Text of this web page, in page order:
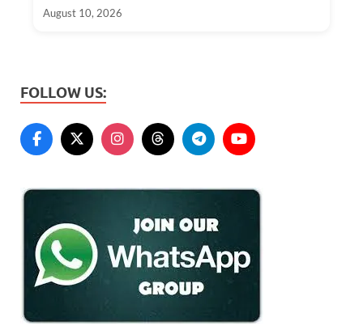
August 10, 2026
FOLLOW US: